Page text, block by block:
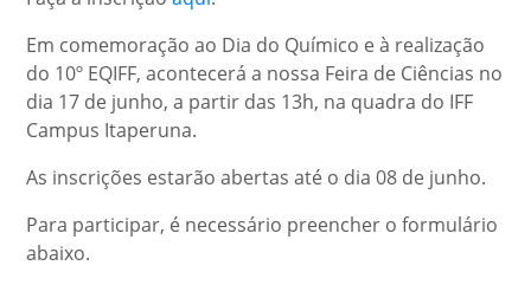
Em comemoração ao Dia do Químico e à realização
do 10º EQIFF, acontecerá a nossa Feira de Ciências no
dia 17 de junho, a partir das 13h, na quadra do IFF
Campus Itaperuna.
As inscrições estarão abertas até o dia 08 de junho.
Para participar, é necessário preencher o formulário
abaixo.